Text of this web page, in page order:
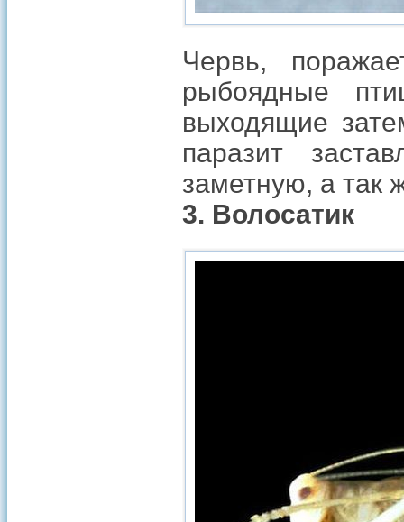
Червь,
рыбоядные
выходящие
паразит
заметную, а так
3. Волосатик